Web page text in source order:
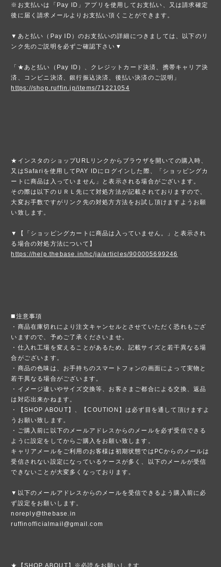
※お支払いは「Pay ID」アプリを使用してお支払い、又は請求確定
後に届く請求メールよりお支払い頂くことができます。
▼あと払い（Pay ID）のお支払いの詳細につきましては、以下のリ
ンク先のご説明を必ずご確認下さい▼
「★あと払い（Pay ID）、クレジットカード決済、携帯キャリア決
済、コンビニ決済、銀行振込決済、後払い決済のご説明」
https://shop.ruffin.jp/items/71221054
★インスタのショップURLリンクからブラウザを開いての購入時、
又はSafariを使用してPAY IDにログインした際、「ショッピングカ
ートに商品は入っていません」と表示される場合がございます。
その際は以下のＵＲＬ先にて対処方法が記載されておりますので、
大変お手数ですがリンク先の対処方方法をお試し頂けますようお願
い致します。
▼【「ショッピングカートに商品は入っていません。」と表示され
る場合の対処方法について】
https://help.thebase.in/hc/ja/articles/900005699246
◼️注意事項
・商品在庫切れにより注文キャンセルとさせていただく恐れもござ
いますので、予めご了承くださいませ。
・仕入れ工場を変えることがあるため、記載サイズと若干異なる場
合がございます。
・商品の色味は、お手持ちのスマートフォンの画面によって実物と
若干異なる場合がございます。
・イメージ違いやサイズ交換等、お客さまご都合による交換、返品
は対応出来かねます。
・【SHOP ABOUT】、【COUTION】は必ず目を通して頂けますよ
うお願い致します。
・ご購入前に以下のメールアドレスからのメールを必ず受信できる
ように設定をしてからご購入をお願い致します。
キャリアメールをご利用のお客様は初期状態ではPCからのメールは
受信されない設定になっているケースが多く、以下のメールが受信
できないことが大変多くなっております。
▼以下のメールアドレスからのメールを受信できるよう購入前に必
ず設定をお願いします。
noreply@thebase.in
ruffinofficialmail@gmail.com
★【SHOP ABOUT】※必読をお願いします